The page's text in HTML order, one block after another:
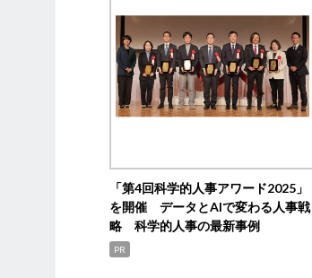
「第4回科学的人事アワード2025」
を開催 データとAIで変わる人事戦
略 科学的人事の最新事例
PR